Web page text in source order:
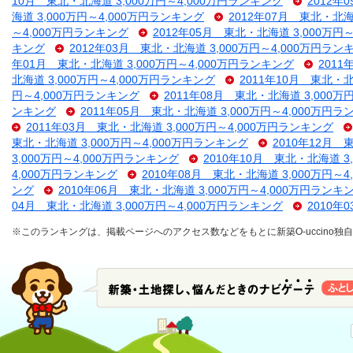
海道 3,000万円～4,000万円ランキング
2012年07月 東北・北
～4,000万円ランキング
2012年05月 東北・北海道 3,000万円
キング
2012年03月 東北・北海道 3,000万円～4,000万円ラン
年01月 東北・北海道 3,000万円～4,000万円ランキング
2011
北海道 3,000万円～4,000万円ランキング
2011年10月 東北・
円～4,000万円ランキング
2011年08月 東北・北海道 3,000万
ンキング
2011年05月 東北・北海道 3,000万円～4,000万円ラ
2011年03月 東北・北海道 3,000万円～4,000万円ランキング
東北・北海道 3,000万円～4,000万円ランキング
2010年12月 東
3,000万円～4,000万円ランキング
2010年10月 東北・北海道
4,000万円ランキング
2010年08月 東北・北海道 3,000万円～
ング
2010年06月 東北・北海道 3,000万円～4,000万円ランキ
04月 東北・北海道 3,000万円～4,000万円ランキング
2010年
※このランキングは、掲載ページへのアクセス数などをもとに新築O-uccino独